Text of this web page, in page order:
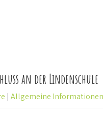
an der Lindenschule
| Allgemeine Informationen